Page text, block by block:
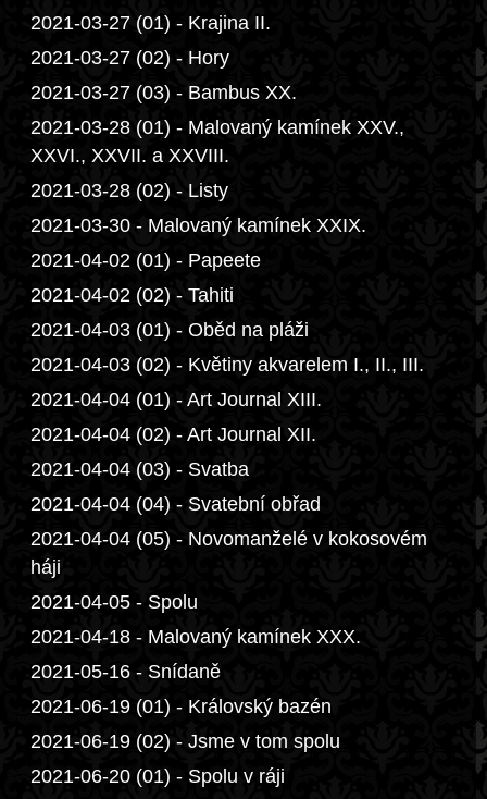
2021-03-27 (01) - Krajina II.
2021-03-27 (02) - Hory
2021-03-27 (03) - Bambus XX.
2021-03-28 (01) - Malovaný kamínek XXV.,
XXVI., XXVII. a XXVIII.
2021-03-28 (02) - Listy
2021-03-30 - Malovaný kamínek XXIX.
2021-04-02 (01) - Papeete
2021-04-02 (02) - Tahiti
2021-04-03 (01) - Oběd na pláži
2021-04-03 (02) - Květiny akvarelem I., II., III.
2021-04-04 (01) - Art Journal XIII.
2021-04-04 (02) - Art Journal XII.
2021-04-04 (03) - Svatba
2021-04-04 (04) - Svatební obřad
2021-04-04 (05) - Novomanželé v kokosovém
háji
2021-04-05 - Spolu
2021-04-18 - Malovaný kamínek XXX.
2021-05-16 - Snídaně
2021-06-19 (01) - Královský bazén
2021-06-19 (02) - Jsme v tom spolu
2021-06-20 (01) - Spolu v ráji